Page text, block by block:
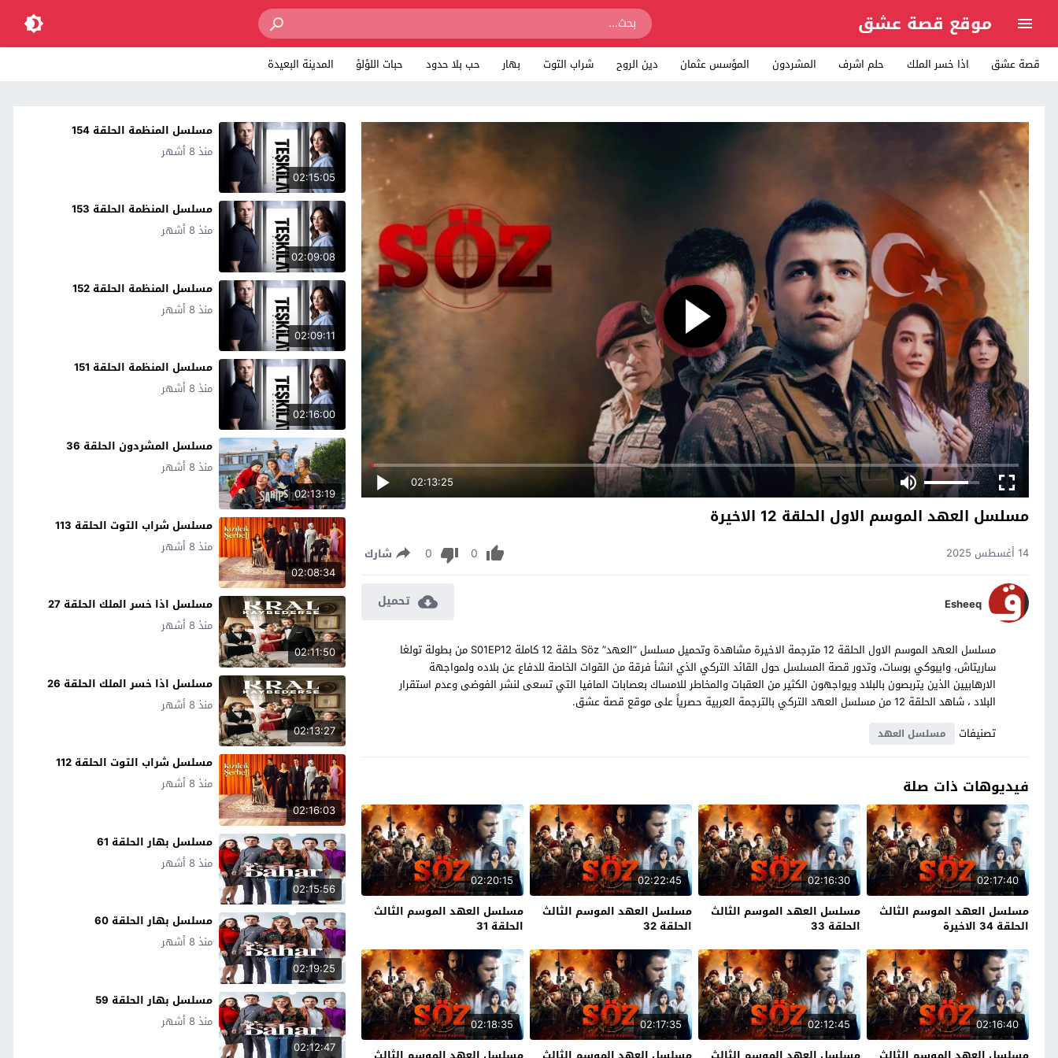
موقع قصة عشق
قصة عشق اذا خسر الملك حلم اشرف المشردون المؤسس عثمان دين الروح شراب التوت بهار حب بلا حدود حبات اللؤلؤ المدينة البعيدة
02:13:25
مسلسل العهد الموسم الاول الحلقة 12 الاخيرة
14 أغسطس 2025 0
0 شارك
Esheeq تحميل
مسلسل العهد الموسم الاول الحلقة 12 مترجمة الاخيرة مشاهدة وتحميل مسلسل “العهد” Söz حلقة 12 كاملة S01EP12 من بطولة تولغا
ساريتاش، وايبوكي بوسات، وتدور قصة المسلسل حول القائد التركي الذي انشأ فرقة من القوات الخاصة للدفاع عن بلاده ولمواجهة
الارهابيين الذين يتربصون بالبلاد ويواجهون الكثير من العقبات والمخاطر للامساك بعصابات المافيا التي تسعى لنشر الفوضى وعدم استقرار
البلاد ، شاهد الحلقة 12 من مسلسل العهد التركي بالترجمة العربية حصرياً على موقع قصة عشق.
تصنيفات
مسلسل العهد
فيديوهات ذات صلة
02:17:40
مسلسل العهد الموسم الثالث
الحلقة 34 الاخيرة
02:16:30
مسلسل العهد الموسم الثالث
الحلقة 33
02:22:45
مسلسل العهد الموسم الثالث
الحلقة 32
02:20:15
مسلسل العهد الموسم الثالث
الحلقة 31
02:16:40
02:12:45
02:17:35
02:18:35
02:15:05
مسلسل المنظمة الحلقة 154
منذ 8 أشهر
02:09:08
مسلسل المنظمة الحلقة 153
منذ 8 أشهر
02:09:11
مسلسل المنظمة الحلقة 152
منذ 8 أشهر
02:16:00
مسلسل المنظمة الحلقة 151
منذ 8 أشهر
02:13:19
مسلسل المشردون الحلقة 36
منذ 8 أشهر
02:08:34
مسلسل شراب التوت الحلقة 113
منذ 8 أشهر
02:11:50
مسلسل اذا خسر الملك الحلقة 27
منذ 8 أشهر
02:13:27
مسلسل اذا خسر الملك الحلقة 26
منذ 8 أشهر
02:16:03
مسلسل شراب التوت الحلقة 112
منذ 8 أشهر
02:15:56
مسلسل بهار الحلقة 61
منذ 8 أشهر
02:19:25
مسلسل بهار الحلقة 60
منذ 8 أشهر
02:12:47
مسلسل بهار الحلقة 59
منذ 8 أشهر